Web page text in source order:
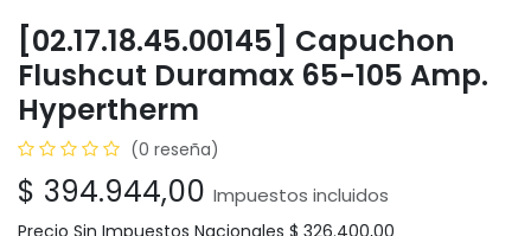
[02.17.18.45.00145] Capuchon
Flushcut Duramax 65-105 Amp.
Hypertherm
(0 reseña)
$ 394.944,00 Impuestos incluidos
Precio Sin Impuestos Nacionales $ 326.400,00